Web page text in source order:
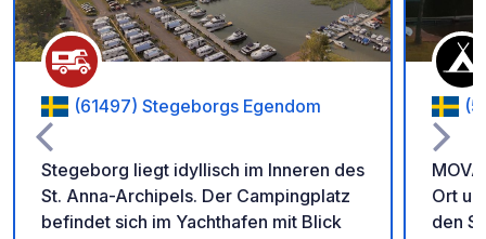
(61497) Stegeborgs Egendom
Stegeborg liegt idyllisch im Inneren des
St. Anna-Archipels. Der Campingplatz
befindet sich im Yachthafen mit Blick
Ort
den